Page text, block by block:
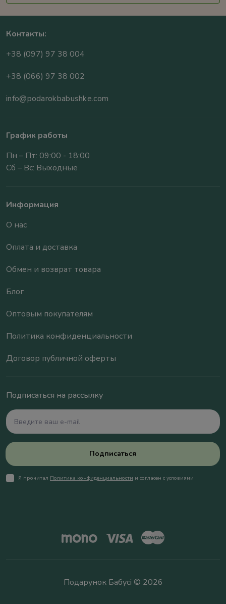
Контакты:
+38 (097) 97 38 004
+38 (066) 97 38 002
info@podarokbabushke.com
График работы
Пн – Пт: 09:00 - 18:00
Сб – Вс: Выходные
Информация
О нас
Оплата и доставка
Обмен и возврат товара
Блог
Оптовым покупателям
Политика конфиденциальности
Договор публичной оферты
Подписаться на рассылку
Подписаться
Я прочитал Политика конфиденциальности и согласен с условиями
Подарунок Бабусі © 2026